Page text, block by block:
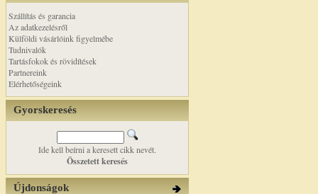
Szállítás és garancia
Az adatkezelésről
Külföldi vásárlóink figyelmébe
Tudnivalók
Tartásfokok és rövidítések
Partnereink
Elérhetőségeink
Gyorskeresés
Ide kell beírni a keresett cikk nevét.
Összetett keresés
Újdonságok